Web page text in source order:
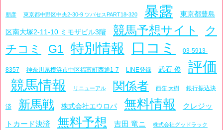
朋彦 東京都中野区中央2-30-9 ツバセスPART18-320 暴露 東京都豊島
区南大塚2-11-10 ミモザビル3階 競馬予想サイト
ク
チコミ
G1 特別情報 口コミ 03-5913-
8357 神奈川県横浜市中区福富町西通1-7 LINE登録 武石 俊 評価
競馬情報 リニューアル 関係者 西窪 大樹 銀行振込決
済 新馬戦 株式会社エウロパ 無料情報 クレジッ
トカード決済 無料予想 吉田 竜ニ 株式会社グッドラック